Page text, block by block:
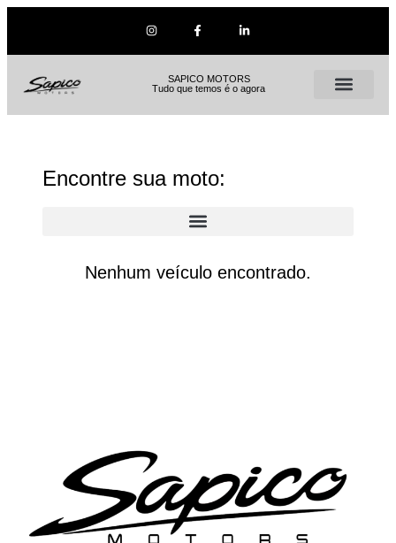
SAPICO MOTORS
Tudo que temos é o agora
Encontre sua moto:
Nenhum veículo encontrado.